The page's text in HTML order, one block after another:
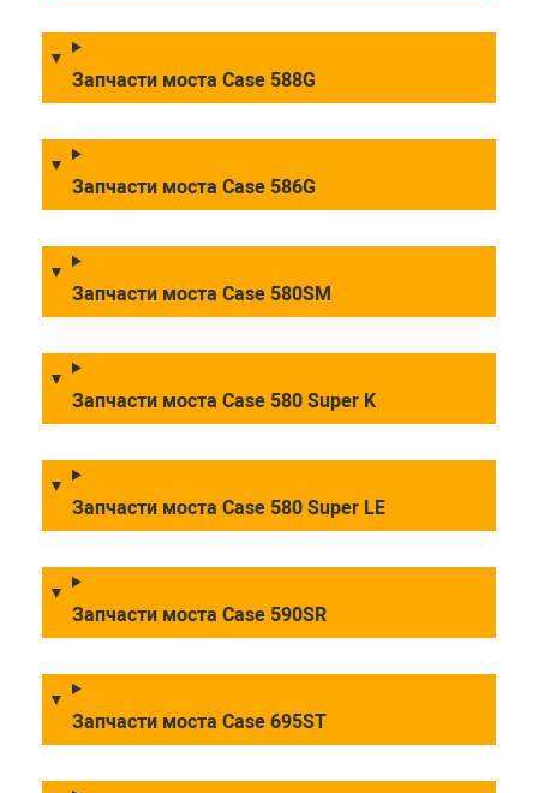
Запчасти моста Case 588G
Запчасти моста Case 586G
Запчасти моста Case 580SM
Запчасти моста Case 580 Super K
Запчасти моста Case 580 Super LE
Запчасти моста Case 590SR
Запчасти моста Case 695ST